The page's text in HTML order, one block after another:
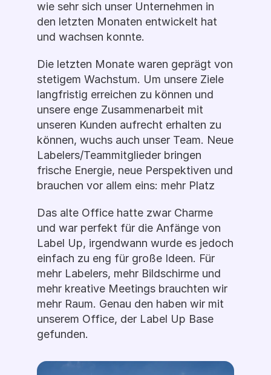
wie sehr sich unser Unternehmen in
den letzten Monaten entwickelt hat
und wachsen konnte.
Die letzten Monate waren geprägt von
stetigem Wachstum. Um unsere Ziele
langfristig erreichen zu können und
unsere enge Zusammenarbeit mit
unseren Kunden aufrecht erhalten zu
können, wuchs auch unser Team. Neue
Labelers/Teammitglieder bringen
frische Energie, neue Perspektiven und
brauchen vor allem eins: mehr Platz
Das alte Office hatte zwar Charme
und war perfekt für die Anfänge von
Label Up, irgendwann wurde es jedoch
einfach zu eng für große Ideen. Für
mehr Labelers, mehr Bildschirme und
mehr kreative Meetings brauchten wir
mehr Raum. Genau den haben wir mit
unserem Office, der Label Up Base
gefunden.